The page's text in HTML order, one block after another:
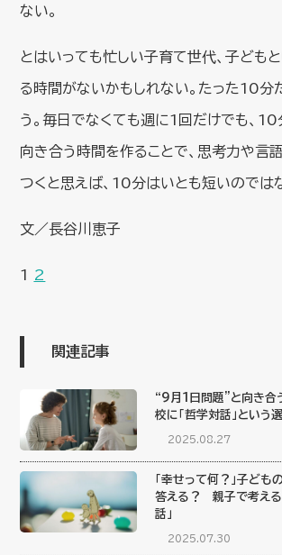
ない。
とはいっても忙しい子育て世代、子ども
る時間がないかもしれない。たった10分
う。毎日でなくても週に1回だけでも、10
向き合う時間を作ることで、思考力や言
つくと思えば、10分はいとも短いのでは
文／長谷川恵子
1 2
関連記事
“9月1日問題”と向き
校に「哲学対話」という
2025.08.27
「幸せって何？」子ども
答える？ 親子で考える
話」
2025.07.30